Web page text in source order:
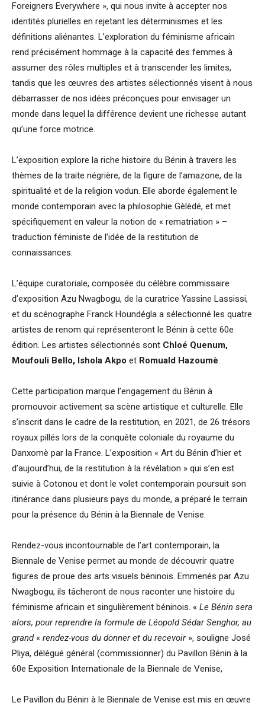
Foreigners Everywhere », qui nous invite à accepter nos
identités plurielles en rejetant les déterminismes et les
définitions aliénantes. L’exploration du féminisme africain
rend précisément hommage à la capacité des femmes à
assumer des rôles multiples et à transcender les limites,
tandis que les œuvres des artistes sélectionnés visent à nous
débarrasser de nos idées préconçues pour envisager un
monde dans lequel la différence devient une richesse autant
qu’une force motrice.
L’exposition explore la riche histoire du Bénin à travers les
thèmes de la traite négrière, de la figure de l’amazone, de la
spiritualité et de la religion vodun. Elle aborde également le
monde contemporain avec la philosophie Gèlèdé, et met
spécifiquement en valeur la notion de « rematriation » –
traduction féministe de l’idée de la restitution de
connaissances.
L’équipe curatoriale, composée du célèbre commissaire
d’exposition Azu Nwagbogu, de la curatrice Yassine Lassissi,
et du scénographe Franck Houndégla a sélectionné les quatre
artistes de renom qui représenteront le Bénin à cette 60e
édition. Les artistes sélectionnés sont Chloé Quenum,
Moufouli Bello, Ishola Akpo et Romuald Hazoumè.
Cette participation marque l’engagement du Bénin à
promouvoir activement sa scène artistique et culturelle. Elle
s’inscrit dans le cadre de la restitution, en 2021, de 26 trésors
royaux pillés lors de la conquête coloniale du royaume du
Danxomè par la France. L’exposition « Art du Bénin d’hier et
d’aujourd’hui, de la restitution à la révélation » qui s’en est
suivie à Cotonou et dont le volet contemporain poursuit son
itinérance dans plusieurs pays du monde, a préparé le terrain
pour la présence du Bénin à la Biennale de Venise.
Rendez-vous incontournable de l’art contemporain, la
Biennale de Venise permet au monde de découvrir quatre
figures de proue des arts visuels béninois. Emmenés par Azu
Nwagbogu, ils tâcheront de nous raconter une histoire du
féminisme africain et singulièrement béninois. « Le Bénin sera
alors, pour reprendre la formule de Léopold Sédar Senghor, au
grand « rendez-vous du donner et du recevoir», souligne José
Pliya, délégué général (commissionner) du Pavillon Bénin à la
60e Exposition Internationale de la Biennale de Venise,
Le Pavillon du Bénin à le Biennale de Venise est mis en œuvre